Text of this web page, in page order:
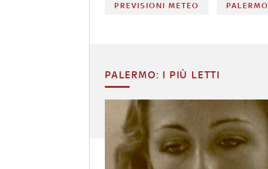
PREVISIONI METEO PALERMO
PALERMO: I PIÙ LETTI